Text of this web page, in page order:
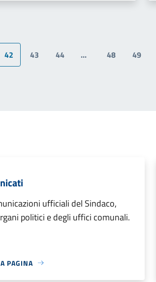
42 43 44 ... 48 49
ufficiali del Sindaco,
politici e degli uffici comunali.
PAGINA